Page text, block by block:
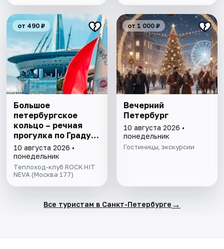
от 490 ₽
Большое
петербургское
кольцо – речная
прогулка пo Граду
на Неве с
авторской
экскурсией и живой
музыкой в тёплом
салоне теплохода
10 августа 2026 •
понедельник
Теплоход-клуб ROCK HIT
NEVA (Москва 177)
от 1 000 ₽
Вечерний
Петербург
10 августа 2026 •
понедельник
Гостиницы, экскурсии
Все туристам в Санкт-Петербурге →